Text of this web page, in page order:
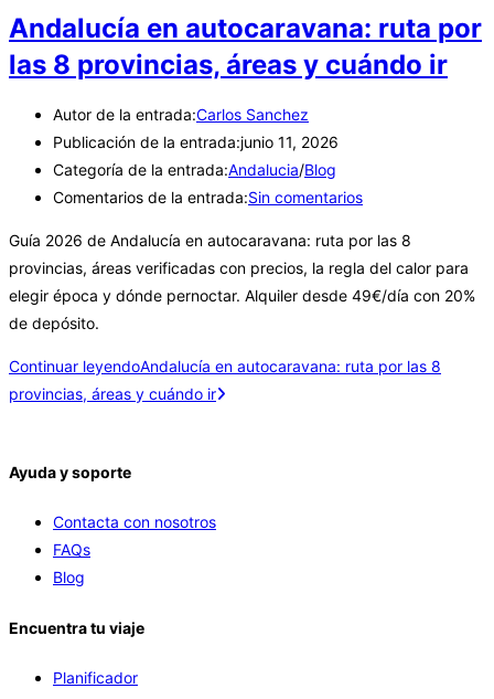
Andalucía en autocaravana: ruta por
las 8 provincias, áreas y cuándo ir
Autor de la entrada:Carlos Sanchez
Publicación de la entrada:junio 11, 2026
Categoría de la entrada:Andalucia/Blog
Comentarios de la entrada:Sin comentarios
Guía 2026 de Andalucía en autocaravana: ruta por las 8
provincias, áreas verificadas con precios, la regla del calor para
elegir época y dónde pernoctar. Alquiler desde 49€/día con 20%
de depósito.
Continuar leyendoAndalucía en autocaravana: ruta por las 8
provincias, áreas y cuándo ir
Ayuda y soporte
Contacta con nosotros
FAQs
Blog
Encuentra tu viaje
Planificador